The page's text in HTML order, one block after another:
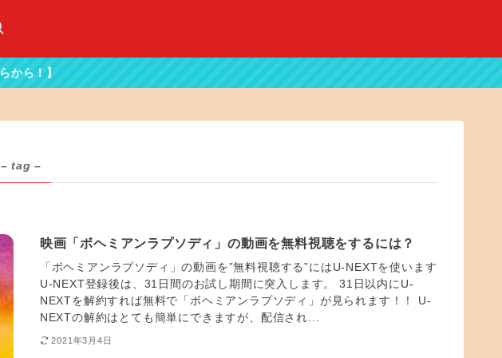
– tag –
映画「ボヘミアンラプソディ」の動画を無料視聴をするには？
「ボヘミアンラプソディ」の動画を”無料視聴する”にはU-NEXTを使います
U-NEXT登録後は、31日間のお試し期間に突入します。 31日以内にU-
NEXTを解約すれば無料で「ボヘミアンラプソディ」が見られます！！ U-
NEXTの解約はとても簡単にできますが、配信され...
2021年3月4日